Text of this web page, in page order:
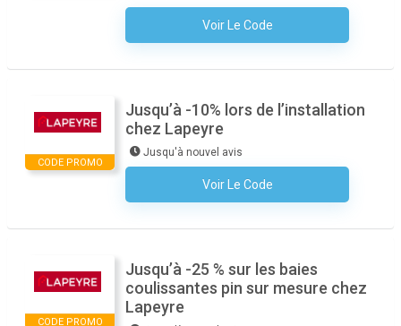
Voir Le Code
Aucun Code N'est Nécessaire
CODE PROMO
Jusqu’à -10% lors de l’installation
chez Lapeyre
Jusqu'à nouvel avis
Voir Le Code
Aucun Code N'est Nécessaire
CODE PROMO
Jusqu’à -25 % sur les baies
coulissantes pin sur mesure chez
Lapeyre